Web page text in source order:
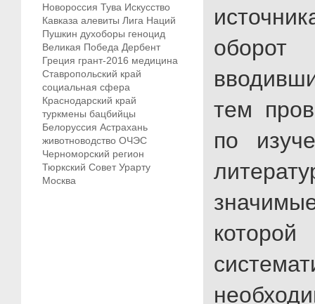
Новороссия Тува Искусство
Кавказа алевиты Лига Наций
Пушкин духоборы геноцид
Великая Победа Дербент
Греция грант-2016 медицина
Ставропольский край
социальная сфера
Краснодарский край
туркмены бацбийцы
Белоруссия Астрахань
животноводство ОЧЭС
Черноморский регион
Тюркский Совет Урарту
Москва
тем
по